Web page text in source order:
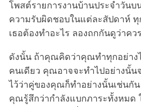
โพสต์รายการงานบ้านประจำวันบ
ความรับผิดชอบในแต่ละสัปดาห์ ทุ
เธอต้องทำอะไร ลองถกกันดูว่าคว
ดังนั้น ถ้าคุณคิดว่าคุณทำทุกอย่างไ
คนเดียว คุณอาจจะทำไปอย่างนั้น
ไว้ว่าคู่ของคุณก็ทำอย่างนั้นเช่นกั
คุณรู้สึกว่ากำลังแบกภาระทั้งหมด